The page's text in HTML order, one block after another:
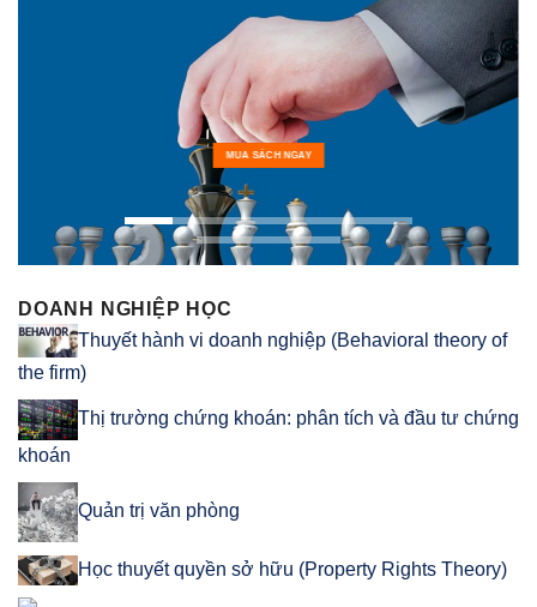
MUA SÁCH NGAY
DOANH NGHIỆP HỌC
Thuyết hành vi doanh nghiệp (Behavioral theory of
the firm)
Thị trường chứng khoán: phân tích và đầu tư chứng
khoán
Quản trị văn phòng
Học thuyết quyền sở hữu (Property Rights Theory)